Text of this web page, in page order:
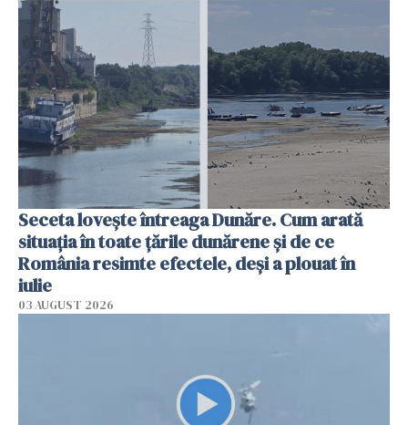
Seceta lovește întreaga Dunăre. Cum arată
situația în toate țările dunărene și de ce
România resimte efectele, deși a plouat în
iulie
03 AUGUST 2026